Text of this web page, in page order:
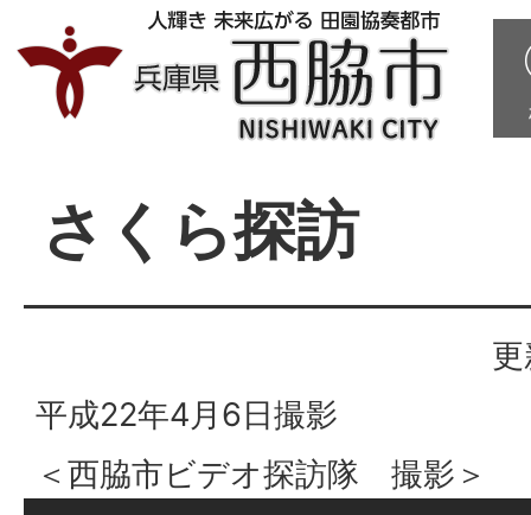
さくら探訪
平成22年4月6日撮影
＜西脇市ビデオ探訪隊 撮影＞